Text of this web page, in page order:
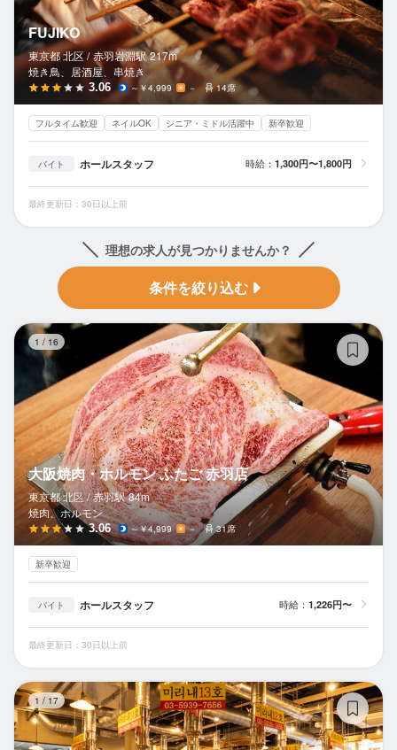
FUJIKO
東京都 北区 / 赤羽岩淵駅 217m
焼き鳥、居酒屋、串焼き
3.06 ～￥4,999 － 14席
フルタイム歓迎 ネイルOK シニア・ミドル活躍中 新卒歓迎
バイト ホールスタッフ 時給： 1,300円〜1,800円
最終更新日：30日以上前
理想の求人が見つかりませんか？
条件を絞り込む
1 / 16
大阪焼肉・ホルモン ふたご 赤羽店
東京都 北区 / 赤羽駅 84m
焼肉、ホルモン
3.06 ～￥4,999 － 31席
新卒歓迎
バイト ホールスタッフ 時給： 1,226円〜
最終更新日：30日以上前
1 / 17